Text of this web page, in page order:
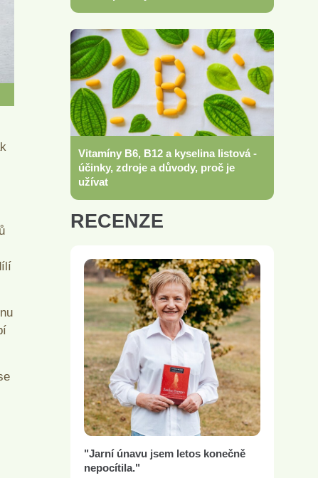
Vitamíny B6, B12 a kyselina listová -
účinky, zdroje a důvody, proč je
užívat
RECENZE
"Jarní únavu jsem letos konečně
nepocítila."